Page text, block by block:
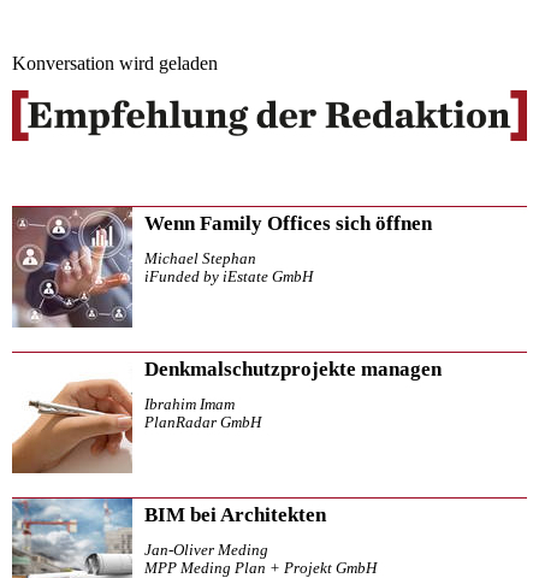
Konversation wird geladen
Wenn Family Offices sich öffnen
Michael Stephan
iFunded by iEstate GmbH
Denkmalschutzprojekte managen
Ibrahim Imam
PlanRadar GmbH
BIM bei Architekten
Jan-Oliver Meding
MPP Meding Plan + Projekt GmbH